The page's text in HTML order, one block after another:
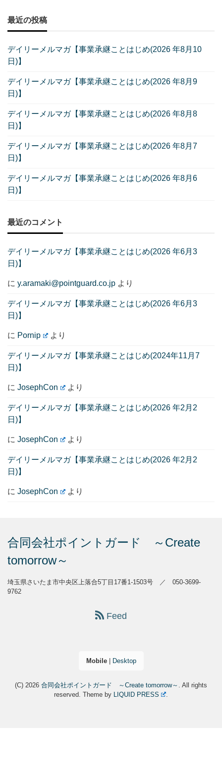
最近の投稿
デイリーメルマガ【事業承継ことはじめ(2026 年8月10
日)】
デイリーメルマガ【事業承継ことはじめ(2026 年8月9
日)】
デイリーメルマガ【事業承継ことはじめ(2026 年8月8
日)】
デイリーメルマガ【事業承継ことはじめ(2026 年8月7
日)】
デイリーメルマガ【事業承継ことはじめ(2026 年8月6
日)】
最近のコメント
デイリーメルマガ【事業承継ことはじめ(2026 年6月3
日)】
に y.aramaki@pointguard.co.jp より
デイリーメルマガ【事業承継ことはじめ(2026 年6月3
日)】
に Pornip より
デイリーメルマガ【事業承継ことはじめ(2024年11月7
日)】
に JosephCon より
デイリーメルマガ【事業承継ことはじめ(2026 年2月2
日)】
に JosephCon より
デイリーメルマガ【事業承継ことはじめ(2026 年2月2
日)】
に JosephCon より
合同会社ポイントガード ～Create
tomorrow～
埼玉県さいたま市中央区上落合5丁目17番1-1503号 ／ 050-3699-
9762
Feed
Mobile| Desktop
(C) 2026 合同会社ポイントガード ～Create tomorrow～ . All rights
reserved.Theme by LIQUID PRESS .